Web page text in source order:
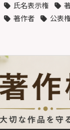
氏名表示権
著作者
公表